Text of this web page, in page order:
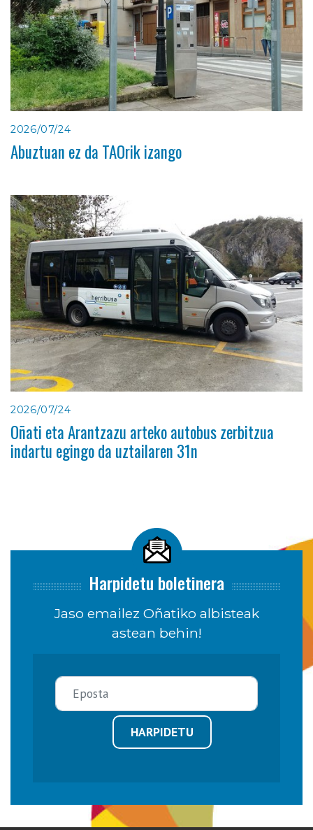
2026/07/24
Abuztuan ez da TAOrik izango
2026/07/24
Oñati eta Arantzazu arteko autobus zerbitzua
indartu egingo da uztailaren 31n
Harpidetu boletinera
Jaso emailez Oñatiko albisteak
astean behin!
HARPIDETU